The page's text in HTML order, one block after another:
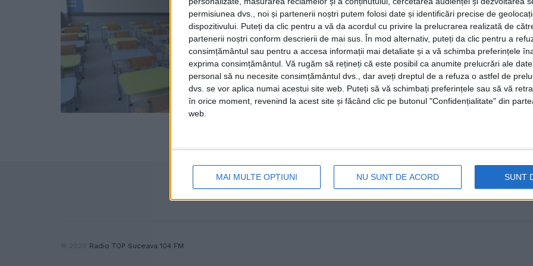
permisiunea dvs., noi și partenerii noștri putem folosi date și identificări precise de
dispozitivului. Puteți da clic pentru a vă da acordul cu privire la prelucrarea realizată de
partenerii noștri conform descrierii de mai sus. În mod alternativ, puteți da clic pentru a
consimțământul sau pentru a accesa informații mai detaliate și a vă schimba preferințele
exprima consimțământul. Vă rugăm să rețineți că este posibil ca anumite prelucrări ale
personal să nu necesite consimțământul dvs., dar aveți dreptul de a refuza o astfel de
dvs. se vor aplica numai acestui site web. Puteți să vă schimbați preferințele sau să vă
în orice moment, revenind la acest site și făcând clic pe butonul "Confidențialitate" din
web.
MAI MULTE OPȚIUNI NU SUNT DE ACORD SUNT
pentru a încerca să-i aducă la
24 MARTIE, 2024
Într-o intervenție telefonică la Radio Top, profesorul
confirmat că este o lipsă acută ...
Radio TOP Suceava 104 FM